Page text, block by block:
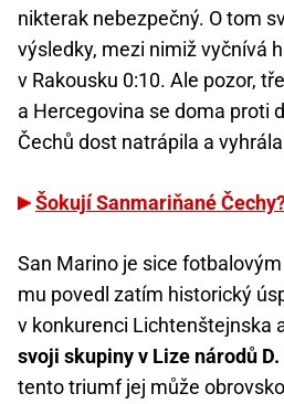
nikterak nebezpečný. O tom
výsledky, mezi nimiž vyčnívá
v Rakousku 0:10. Ale pozor,
a Hercegovina se doma proti
Čechů dost natrápila a
Šokují Sanmariňané
San Marino je sice
mu povedl zatím historický
v konkurenci Lichtenštejnska
svoji skupiny v Lize národů D.
tento triumf jej může